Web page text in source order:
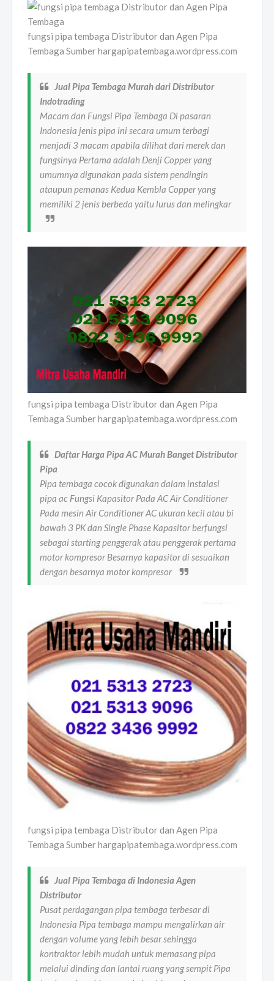
fungsi pipa tembaga Distributor dan Agen Pipa
Tembaga Sumber hargapipatembaga.wordpress.com
Jual Pipa Tembaga Murah dari Distributor
Indotrading
Macam dan Fungsi Pipa Tembaga Di pasaran
Indonesia jenis pipa ini secara umum terbagi
menjadi 3 macam apabila dilihat dari merek dan
fungsinya Pertama adalah Denji Copper yang
umumnya digunakan pada sistem pendingin
ataupun pemanas Kedua Kembla Copper yang
memiliki 2 jenis berbeda yaitu lurus dan melingkar
fungsi pipa tembaga Distributor dan Agen Pipa
Tembaga Sumber hargapipatembaga.wordpress.com
Daftar Harga Pipa AC Murah Banget Distributor
Pipa
Pipa tembaga cocok digunakan dalam instalasi
pipa ac Fungsi Kapasitor Pada AC Air Conditioner
Pada mesin Air Conditioner AC ukuran kecil atau bi
bawah 3 PK dan Single Phase Kapasitor berfungsi
sebagai starting penggerak atau penggerak pertama
motor kompresor Besarnya kapasitor di sesuaikan
dengan besarnya motor kompresor
fungsi pipa tembaga Distributor dan Agen Pipa
Tembaga Sumber hargapipatembaga.wordpress.com
Jual Pipa Tembaga di Indonesia Agen
Distributor
Pusat perdagangan pipa tembaga terbesar di
Indonesia Pipa tembaga mampu mengalirkan air
dengan volume yang lebih besar sehingga
kontraktor lebih mudah untuk memasang pipa
melalui dinding dan lantai ruang yang sempit Pipa